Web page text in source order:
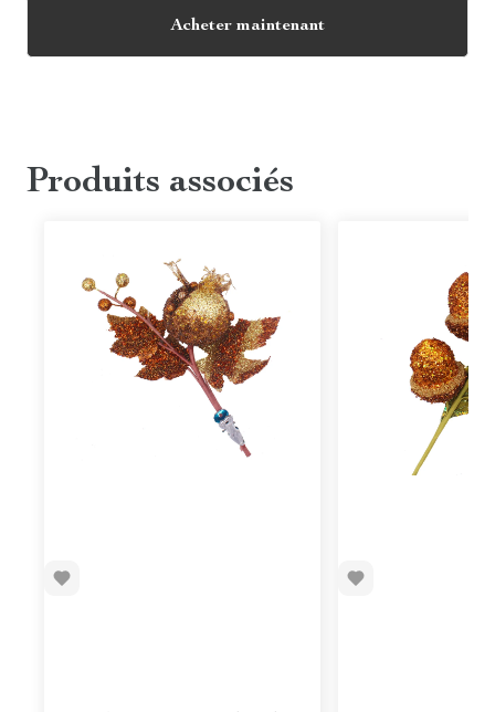
Acheter maintenant
Produits associés